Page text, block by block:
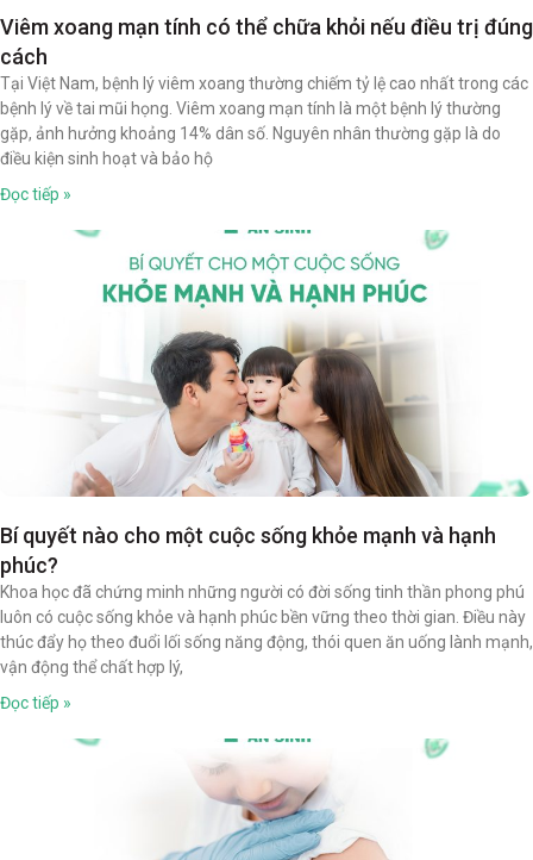
Viêm xoang mạn tính có thể chữa khỏi nếu điều trị đúng
cách
Tại Việt Nam, bệnh lý viêm xoang thường chiếm tỷ lệ cao nhất trong các
bệnh lý về tai mũi họng. Viêm xoang mạn tính là một bệnh lý thường
gặp, ảnh hưởng khoảng 14% dân số. Nguyên nhân thường gặp là do
điều kiện sinh hoạt và bảo hộ
Đọc tiếp »
Bí quyết nào cho một cuộc sống khỏe mạnh và hạnh
phúc?
Khoa học đã chứng minh những người có đời sống tinh thần phong phú
luôn có cuộc sống khỏe và hạnh phúc bền vững theo thời gian. Điều này
thúc đẩy họ theo đuổi lối sống năng động, thói quen ăn uống lành mạnh,
vận động thể chất hợp lý,
Đọc tiếp »